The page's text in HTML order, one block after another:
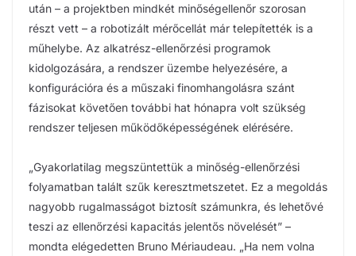
után – a projektben mindkét minőségellenőr szorosan
részt vett – a robotizált mérőcellát már telepítették is a
műhelybe. Az alkatrész-ellenőrzési programok
kidolgozására, a rendszer üzembe helyezésére, a
konfigurációra és a műszaki finomhangolásra szánt
fázisokat követően további hat hónapra volt szükség
rendszer teljesen működőképességének elérésére.
„Gyakorlatilag megszüntettük a minőség-ellenőrzési
folyamatban talált szűk keresztmetszetet. Ez a megoldás
nagyobb rugalmasságot biztosít számunkra, és lehetővé
teszi az ellenőrzési kapacitás jelentős növelését” –
mondta elégedetten Bruno Mériaudeau. „Ha nem volna